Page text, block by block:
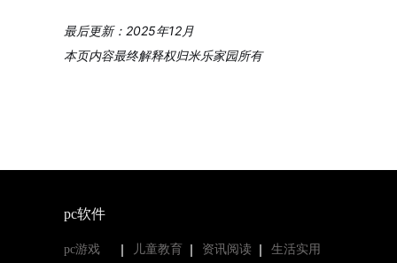
最后更新：2025年12月
本页内容最终解释权归米乐家园所有
pc软件
pc游戏 儿童教育 资讯阅读 生活实用